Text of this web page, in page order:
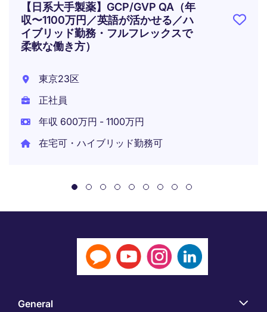
【日系大手製薬】GCP/GVP QA（年
収〜1100万円／英語が活かせる／ハ
イブリッド勤務・フルフレックスで
柔軟な働き方）
東京23区
正社員
年収 600万円 - 1100万円
在宅可・ハイブリッド勤務可
General